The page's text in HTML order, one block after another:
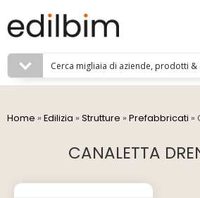
Home » Edilizia » Strutture » Prefabbricati »
CANALETTA